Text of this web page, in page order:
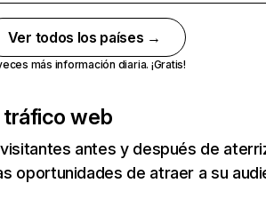
Ver todos los países →
más información diaria. ¡Gratis!
tráfico web
antes y después de
oportunidades de atraer a su